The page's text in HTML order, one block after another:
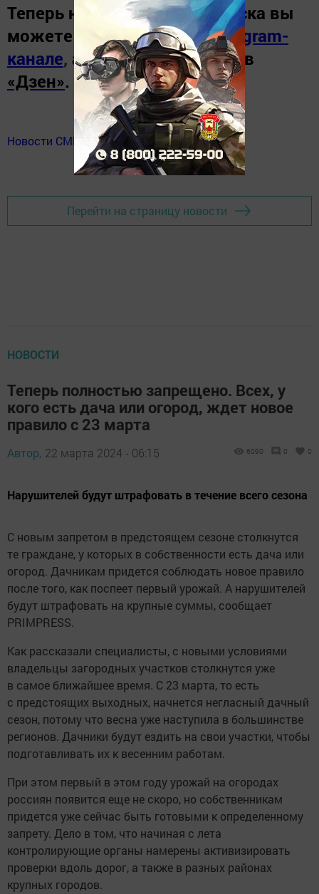
Теперь новости Зеленодольска вы
можете узнать в нашемTelegram-
канале, а также читайте нас в
«Дзен».
Новости СМИ2
Перейти на страницу новости
НОВОСТИ
Теперь полностью запрещено. Всех, у
кого есть дача или огород, ждет новое
правило с 23 марта
Автор, 22 марта 2024 - 06:15 6090 0 0
Нарушителей будут штрафовать в течение всего сезона
С новым запретом в предстоящем сезоне столкнутся
те граждане, у которых в собственности есть дача или
огород. Дачникам придется соблюдать новое правило
после того, как поспеет первый урожай. А нарушителей
будут штрафовать на крупные суммы, сообщает
PRIMPRESS.
Как рассказали специалисты, с новыми условиями
владельцы загородных участков столкнутся уже
в самое ближайшее время. С 23 марта, то есть
с предстоящих выходных, начнется негласный дачный
сезон, потому что весна уже наступила в большинстве
регионов. Дачники будут ездить на свои участки, чтобы
подготавливать их к весенним работам.
При этом первый в этом году урожай на огородах
россиян появится еще не скоро, но собственникам
придется уже сейчас быть готовыми к определенному
запрету. Дело в том, что начиная с лета
контролирующие органы намерены активизировать
проверки вдоль дорог, а также в разных районах
крупных городов.